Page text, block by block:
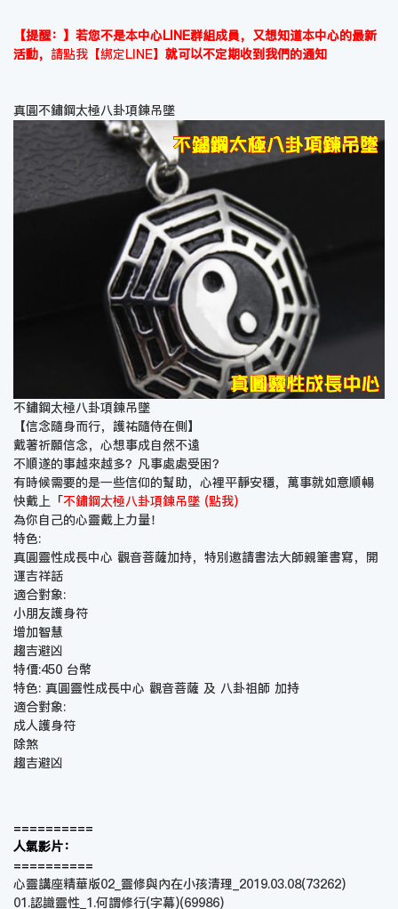
【提醒：】若您不是本中心LINE群組成員，又想知道本中心的最新
活動， 請點我【綁定LINE】 就可以不定期收到我們的通知
真圓不鏽鋼太極八卦項鍊吊墜
不鏽鋼太極八卦項鍊吊墜
【信念隨身而行，護祐隨侍在側】
戴著祈願信念，心想事成自然不遠
不順遂的事越來越多？凡事處處受困？
有時候需要的是一些信仰的幫助，心裡平靜安穩，萬事就如意順暢
快戴上「不鏽鋼太極八卦項鍊吊墜 (點我)
為你自己的心靈戴上力量！
特色:
真圓靈性成長中心 觀音菩薩加持，特別邀請書法大師親筆書寫，開
運吉祥話
適合對象:
小朋友護身符
增加智慧
趨吉避凶
特價:450 台幣
特色: 真圓靈性成長中心 觀音菩薩 及 八卦祖師 加持
適合對象:
成人護身符
除煞
趨吉避凶
==========
人氣影片：
==========
心靈講座精華版02_靈修與內在小孩清理_2019.03.08(73262)
01.認識靈性_1.何謂修行(字幕)(69986)